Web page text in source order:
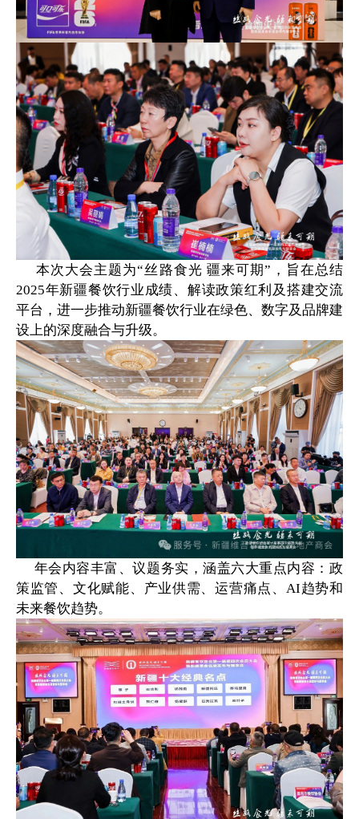
本次大会主题为“丝路食光 疆来可期”，旨在总结
2025年新疆餐饮行业成绩、解读政策红利及搭建交流
平台，进一步推动新疆餐饮行业在绿色、数字及品牌建
设上的深度融合与升级。
年会内容丰富、议题务实，涵盖六大重点内容：政
策监管、文化赋能、产业供需、运营痛点、 AI趋势和
未来餐饮趋势。